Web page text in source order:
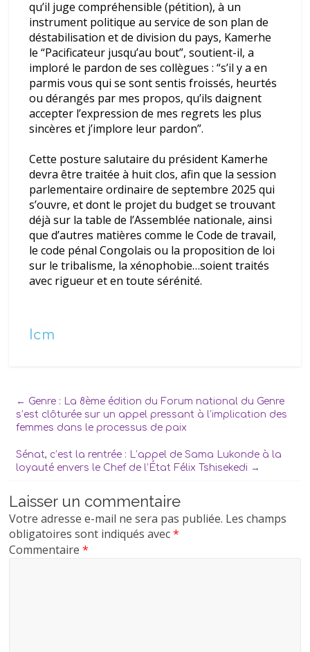
qu’il juge compréhensible (pétition), à un
instrument politique au service de son plan de
déstabilisation et de division du pays, Kamerhe
le “Pacificateur jusqu’au bout”, soutient-il, a
imploré le pardon de ses collègues : “s’il y a en
parmis vous qui se sont sentis froissés, heurtés
ou dérangés par mes propos, qu’ils daignent
accepter l’expression de mes regrets les plus
sincères et j’implore leur pardon”.
Cette posture salutaire du président Kamerhe
devra être traitée à huit clos, afin que la session
parlementaire ordinaire de septembre 2025 qui
s’ouvre, et dont le projet du budget se trouvant
déjà sur la table de l’Assemblée nationale, ainsi
que d’autres matières comme le Code de travail,
le code pénal Congolais ou la proposition de loi
sur le tribalisme, la xénophobie…soient traités
avec rigueur et en toute sérénité.
Icm
← Genre : La 8ème édition du Forum national du Genre
s’est clôturée sur un appel pressant à l’implication des
femmes dans le processus de paix
Sénat, c’est la rentrée : L’appel de Sama Lukonde à la
loyauté envers le Chef de l’État Félix Tshisekedi →
Laisser un commentaire
Votre adresse e-mail ne sera pas publiée. Les champs
obligatoires sont indiqués avec*
Commentaire*